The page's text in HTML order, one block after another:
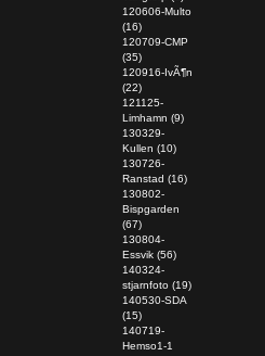
120606-Multo
(16)
120709-CMP
(35)
120916-IvÃ¶n
(22)
121125-
Limhamn (9)
130329-
Kullen (10)
130726-
Ranstad (16)
130802-
Bispgarden
(67)
130804-
Essvik (56)
140324-
stjarnfoto (19)
140530-SDA
(15)
140719-
Hemso1-1